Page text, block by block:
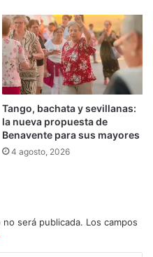
Tango, bachata y sevillanas:
la nueva propuesta de
Benavente para sus mayores
4 agosto, 2026
será publicada. Los campos